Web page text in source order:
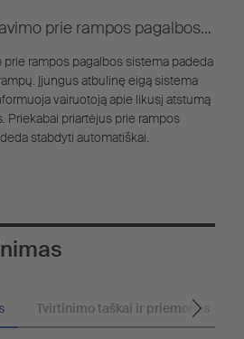
prie rampos pagalbos
rampos pagalbos sistema padeda
Įjungus atbulinę eigą sistema
vairuotoją apie likusį atstumą
Priekabai priartėjus prie rampos
stabdyti automatiškai.
Tvirtinimo taškai ir priemonės